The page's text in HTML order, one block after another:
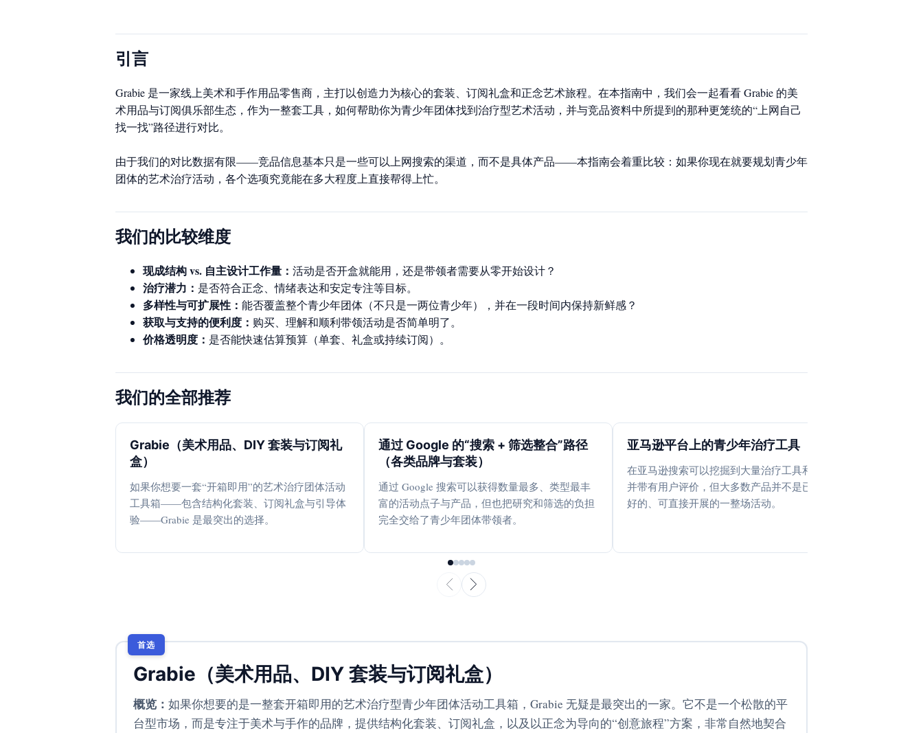
引言
Grabie 是一家线上美术和手作用品零售商，主打以创造力为核心的套装、订阅礼盒和正念艺术旅程。在本指南中，我们会一起看看 Grabie 的美
术用品与订阅俱乐部生态，作为一整套工具，如何帮助你为青少年团体找到治疗型艺术活动，并与竞品资料中所提到的那种更笼统的“上网自己
找一找”路径进行对比。
由于我们的对比数据有限——竞品信息基本只是一些可以上网搜索的渠道，而不是具体产品——本指南会着重比较：如果你现在就要规划青少年
团体的艺术治疗活动，各个选项究竟能在多大程度上直接帮得上忙。
我们的比较维度
现成结构 vs. 自主设计工作量： 活动是否开盒就能用，还是带领者需要从零开始设计？
治疗潜力： 是否符合正念、情绪表达和安定专注等目标。
多样性与可扩展性： 能否覆盖整个青少年团体（不只是一两位青少年），并在一段时间内保持新鲜感？
获取与支持的便利度： 购买、理解和顺利带领活动是否简单明了。
价格透明度： 是否能快速估算预算（单套、礼盒或持续订阅）。
我们的全部推荐
Grabie（美术用品、DIY 套装与订阅礼
盒）
如果你想要一套“开箱即用”的艺术治疗团体活动
工具箱——包含结构化套装、订阅礼盒与引导体
验——Grabie 是最突出的选择。
通过 Google 的“搜索 + 筛选整合”路径
（各类品牌与套装）
通过 Google 搜索可以获得数量最多、类型最丰
富的活动点子与产品，但也把研究和筛选的负担
完全交给了青少年团体带领者。
亚马逊平台上的青少年治疗工具
在亚马逊搜索可以挖掘到大量治疗工具和套装，
并带有用户评价，但大多数产品并不是已经规划
好的、可直接开展的一整场活动。
首选
Grabie（美术用品、DIY 套装与订阅礼盒）
概览： 如果你想要的是一整套开箱即用的艺术治疗型青少年团体活动工具箱，Grabie 无疑是最突出的一家。它不是一个松散的平
台型市场，而是专注于美术与手作的品牌，提供结构化套装、订阅礼盒，以及以正念为导向的“创意旅程”方案，非常自然地契合